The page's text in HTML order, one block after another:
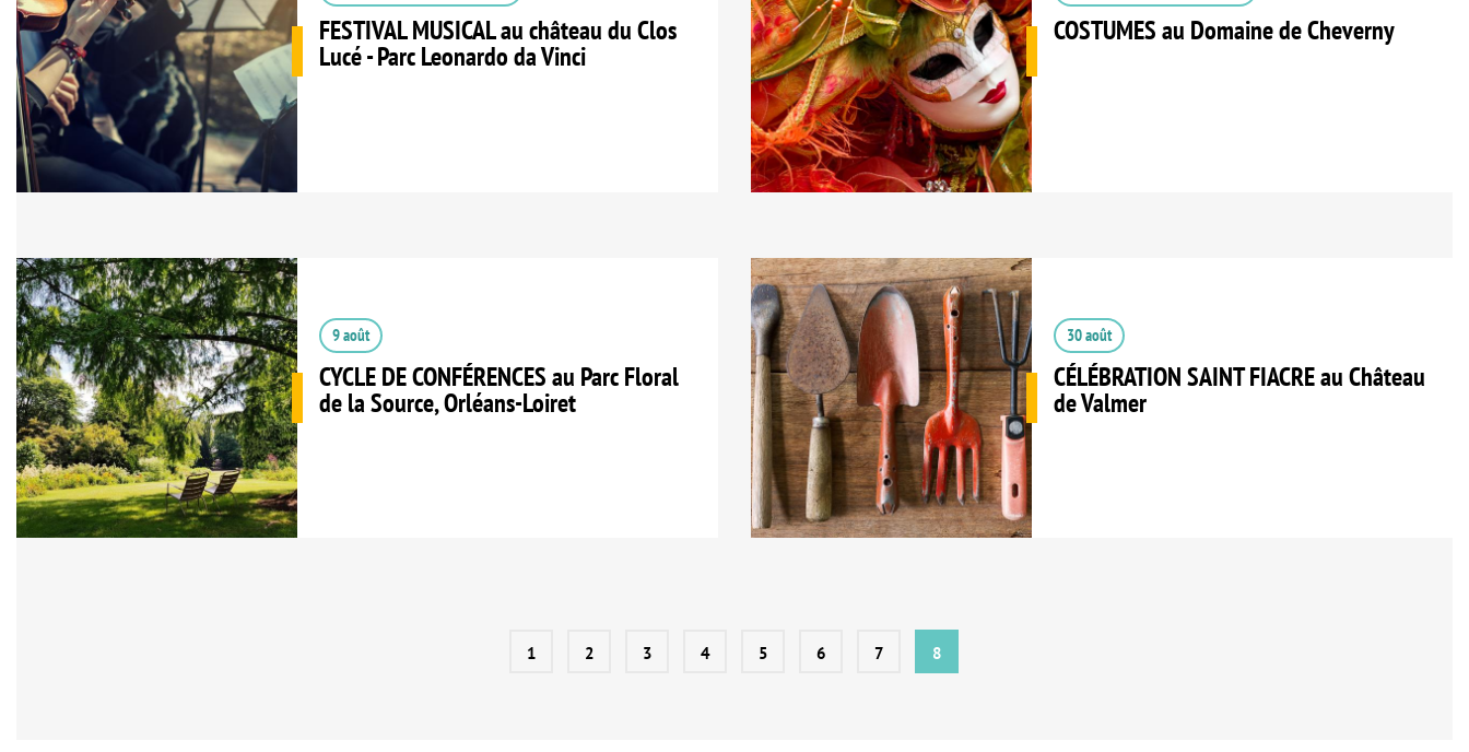
FESTIVAL MUSICAL au château du Clos
Lucé - Parc Leonardo da Vinci
COSTUMES au Domaine de Cheverny
9 août
CYCLE DE CONFÉRENCES au Parc Floral
de la Source, Orléans-Loiret
30 août
CÉLÉBRATION SAINT FIACRE au Château
de Valmer
1 2 3 4 5 6 7 8